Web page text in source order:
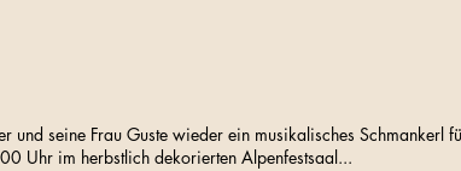
und seine Frau Guste wieder ein musikalisches Schmankerl
Uhr im herbstlich dekorierten Alpenfestsaal...